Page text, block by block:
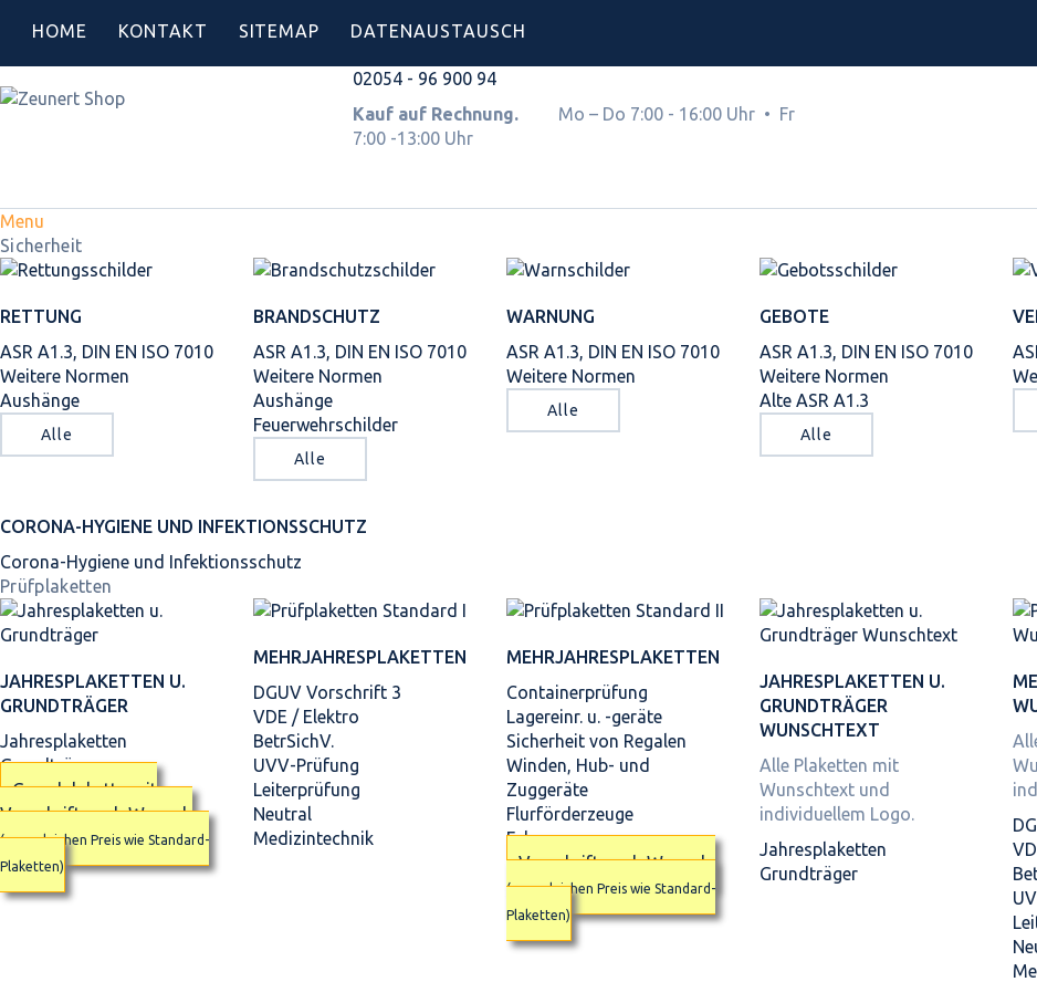
HOME KONTAKT SITEMAP DATENAUSTAUSCH
02054 - 96 900 94
Kauf auf Rechnung. Mo – Do 7:00 - 16:00 Uhr • Fr
7:00 -13:00 Uhr
Menu
Sicherheit
RETTUNG
ASR A1.3, DIN EN ISO 7010
Weitere Normen
Aushänge
Alle
BRANDSCHUTZ
ASR A1.3, DIN EN ISO 7010
Weitere Normen
Aushänge
Feuerwehrschilder
Alle
WARNUNG
ASR A1.3, DIN EN ISO 7010
Weitere Normen
Alle
GEBOTE
ASR A1.3, DIN EN ISO 7010
Weitere Normen
Alte ASR A1.3
Alle
CORONA-HYGIENE UND INFEKTIONSSCHUTZ
Corona-Hygiene und Infektionsschutz
Prüfplaketten
JAHRES­PLAKETTEN U.
GRUNDTRÄGER
Jahresplaketten
Grundträger
Grundplakette mit
Vorschrift nach Wunsch
(zum gleichen Preis wie Standard-
Plaketten)
MEHRJAHRES­PLAKETTEN
DGUV Vorschrift 3
VDE / Elektro
BetrSichV.
UVV-Prüfung
Leiterprüfung
Neutral
Medizintechnik
MEHRJAHRES­PLAKETTEN
Containerprüfung
Lagereinr. u. -geräte
Sicherheit von Regalen
Winden, Hub- und
Zuggeräte
Flurförderzeuge
Fahrzeuge
Vorschrift nach Wunsch
(zum gleichen Preis wie Standard-
Plaketten)
JAHRES­PLAKETTEN U.
GRUNDTRÄGER
WUNSCHTEXT
Alle Plaketten mit
Wunschtext und
individuellem Logo.
Jahresplaketten
Grundträger